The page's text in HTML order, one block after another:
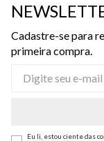
Cadastre-se para
primeira compra.
Eu li, estou ciente das